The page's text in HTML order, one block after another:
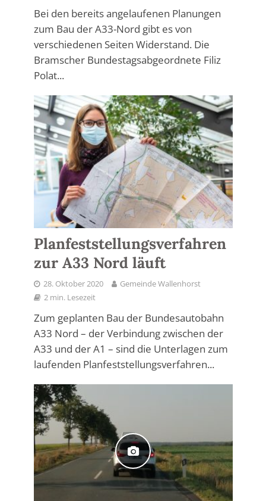
Bei den bereits angelaufenen Planungen
zum Bau der A33-Nord gibt es von
verschiedenen Seiten Widerstand. Die
Bramscher Bundestagsabgeordnete Filiz
Polat...
Planfeststellungsverfahren
zur A33 Nord läuft
28. Oktober 2020
Gemeinde Wallenhorst
2 min. Lesezeit
Zum geplanten Bau der Bundesautobahn
A33 Nord – der Verbindung zwischen der
A33 und der A1 – sind die Unterlagen zum
laufenden Planfeststellungsverfahren...